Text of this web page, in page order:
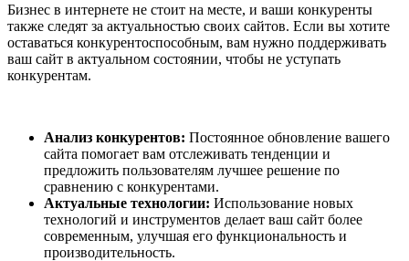
Бизнес в интернете не стоит на месте, и ваши конкуренты
также следят за актуальностью своих сайтов. Если вы хотите
оставаться конкурентоспособным, вам нужно поддерживать
ваш сайт в актуальном состоянии, чтобы не уступать
конкурентам.
Анализ конкурентов: Постоянное обновление вашего
сайта помогает вам отслеживать тенденции и
предложить пользователям лучшее решение по
сравнению с конкурентами.
Актуальные технологии: Использование новых
технологий и инструментов делает ваш сайт более
современным, улучшая его функциональность и
производительность.